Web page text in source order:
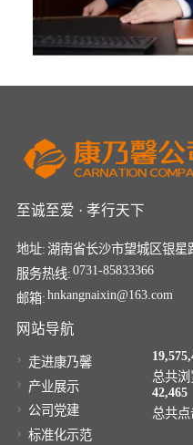
至诚至爱 · 孝行天下
地址: 湖南省长沙市望城区银星
服务热线: 0731-85833366
邮箱: hnkangnaixin@163.com
网站导航
走进康乃馨
产业展示
公司党建
标准化示范
总共浏
42,465
总共点